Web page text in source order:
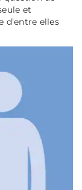
et
d’entre elles